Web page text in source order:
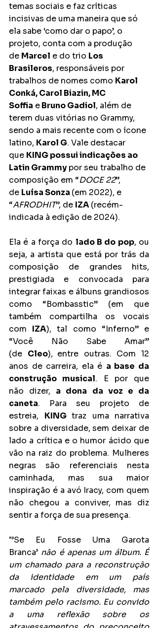
temas sociais e faz críticas
incisivas de uma maneira que só
ela sabe ‘como dar o papo’, o
projeto, conta com a produção
de Marcel e do trio Los
Brasileros, responsáveis por
trabalhos de nomes como Karol
Conká, Carol Biazin, MC
Soffia e Bruno Gadiol, além de
terem duas vitórias no Grammy,
sendo a mais recente com o ícone
latino, Karol G. Vale destacar
que KING possui indicações ao
Latin Grammy por seu trabalho de
composição em “DOCE 22”,
de Luísa Sonza (em 2022), e
“AFRODHIT”, de IZA (recém-
indicada à edição de 2024).
Ela é a força do lado B do pop, ou
seja, a artista que está por trás da
composição de grandes hits,
prestigiada e convocada para
integrar faixas e álbuns grandiosos
como “Bombasstic” (em que
também compartilha os vocais
com IZA), tal como “Inferno” e
“Você Não Sabe Amar”
(de Cleo), entre outras. Com 12
anos de carreira, ela é a base da
construção musical. E por que
não dizer, a dona da voz e da
caneta. Para seu projeto de
estreia, KING traz uma narrativa
sobre a diversidade, sem deixar de
lado a crítica e o humor ácido que
vão na raiz do problema. Mulheres
negras são referenciais nesta
caminhada, mas sua maior
inspiração é a avó Iracy, com quem
não chegou a conviver, mas diz
sentir a força de sua presença.
"’Se Eu Fosse Uma Garota
Branca’ não é apenas um álbum. É
um chamado para a reconstrução
da identidade em um país
marcado pela diversidade, mas
também pelo racismo. Eu convido
a uma reflexão sobre os